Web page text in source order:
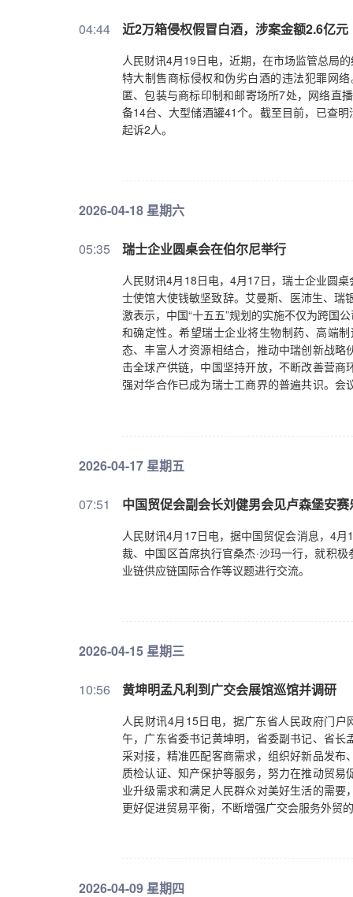
04:44 近2万箱侵权假冒白酒，涉案金额2.6亿元
人民财讯4月19日电，近期，在市场监管总局
特大制售商标侵权和伪劣白酒的违法犯罪网
匿、包装与商标印制和邮寄场所7处，网络直
备14台、大型储酒罐41个。截至目前，已查
起诉2人。
2026-04-18 星期六
05:35 瑞士企业圆桌会在伯尔尼举行
人民财讯4月18日电，4月17日，瑞士企业圆
士使馆大使钱敏坚致辞。艾曼斯、医沛生、
激表示，中国“十五五”规划的实施不仅为跨国
和确定性。希望瑞士企业将生物制药、高端
态、丰富人才资源相结合，推动中瑞创新战
击全球产供链，中国坚持开放，不断改善营
强对华合作已成为瑞士工商界的普遍共识。
2026-04-17 星期五
07:51 中国贸促会副会长刘健男会见卢森堡安
人民财讯4月17日电，据中国贸促会消息，4
裁、中国区首席执行官桑杰·沙玛一行，就积
业链供应链国际合作等议题进行交流。
2026-04-15 星期三
10:56 黄坤明孟凡利到广交会展馆巡馆并调研
人民财讯4月15日电，据广东省人民政府门
午，广东省委书记黄坤明，省委副书记、省
采对接，精准匹配客商需求，组织好新品发
质检认证、知产保护等服务，努力在推动贸
业升级需求和满足人民群众对美好生活的需
更好促进贸易平衡，不断增强广交会服务外贸
2026-04-09 星期四